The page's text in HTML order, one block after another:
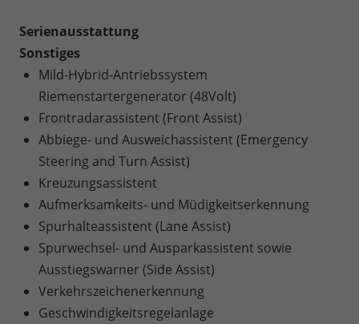
Serienausstattung
Sonstiges
Mild-Hybrid-Antriebssystem
Riemenstartergenerator (48Volt)
Frontradarassistent (Front Assist)
Abbiege- und Ausweichassistent (Emergency
Steering and Turn Assist)
Kreuzungsassistent
Aufmerksamkeits- und Müdigkeitserkennung
Spurhalteassistent (Lane Assist)
Spurwechsel- und Ausparkassistent sowie
Ausstiegswarner (Side Assist)
Verkehrszeichenerkennung
Geschwindigkeitsregelanlage